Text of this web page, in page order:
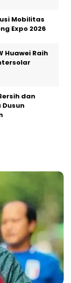
Mobilitas
Expo 2026
Huawei Raih
dan